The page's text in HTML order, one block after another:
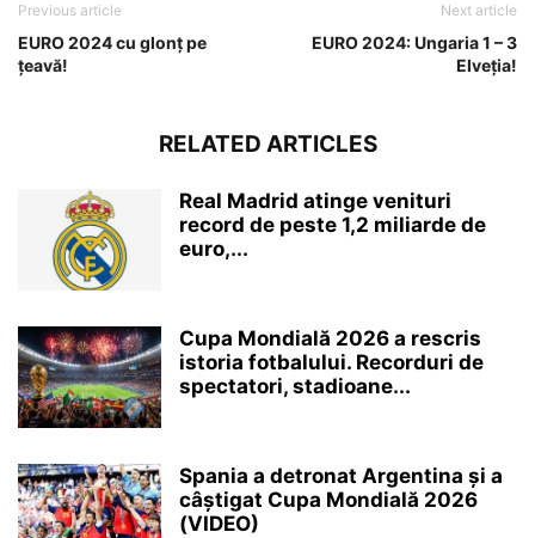
Previous article
EURO 2024 cu glonț pe
țeavă!
Next article
EURO 2024: Ungaria 1 – 3
Elveția!
RELATED ARTICLES
Real Madrid atinge venituri
record de peste 1,2 miliarde de
euro,...
Cupa Mondială 2026 a rescris
istoria fotbalului. Recorduri de
spectatori, stadioane...
Spania a detronat Argentina și a
câștigat Cupa Mondială 2026
(VIDEO)